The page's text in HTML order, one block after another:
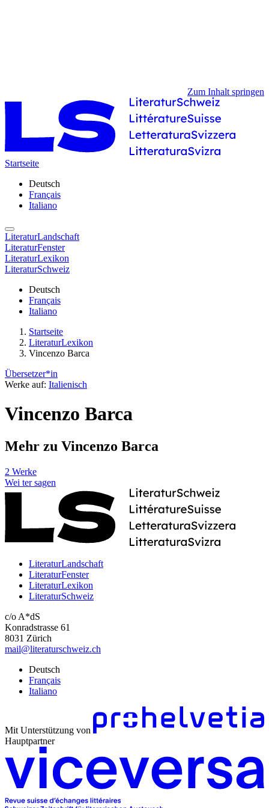
Zum Inhalt springen
Startseite
Deutsch
Français
Italiano
LiteraturLandschaft
LiteraturFenster
LiteraturLexikon
LiteraturSchweiz
Deutsch
Français
Italiano
Startseite
LiteraturLexikon
Vincenzo Barca
Übersetzer*in
Werke auf: Italienisch
Vincenzo Barca
Mehr zu Vincenzo Barca
2 Werke
Wei ter sagen
LiteraturLandschaft
LiteraturFenster
LiteraturLexikon
LiteraturSchweiz
c/o A*dS
Konradstrasse 61
8031 Zürich
mail@literaturschweiz.ch
Deutsch
Français
Italiano
Mit Unterstützung von
Hauptpartner